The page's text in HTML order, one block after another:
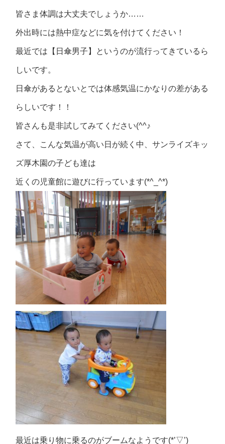
皆さま体調は大丈夫でしょうか……
外出時には熱中症などに気を付けてください！
最近では【日傘男子】というのが流行ってきているら
しいです。
日傘があるとないとでは体感気温にかなりの差がある
らしいです！！
皆さんも是非試してみてください(^^♪
さて、こんな気温が高い日が続く中、サンライズキッ
ズ厚木園の子ども達は
近くの児童館に遊びに行っています(*^_^*)
最近は乗り物に乗るのがブームなようです(*’▽’)